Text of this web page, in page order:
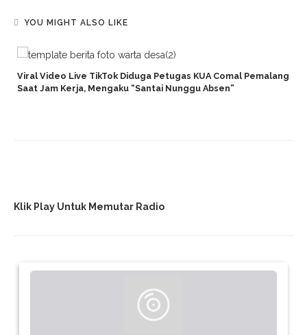
YOU MIGHT ALSO LIKE
Viral Video Live TikTok Diduga Petugas KUA Comal Pemalang
Saat Jam Kerja, Mengaku “Santai Nunggu Absen”
Klik Play Untuk Memutar Radio